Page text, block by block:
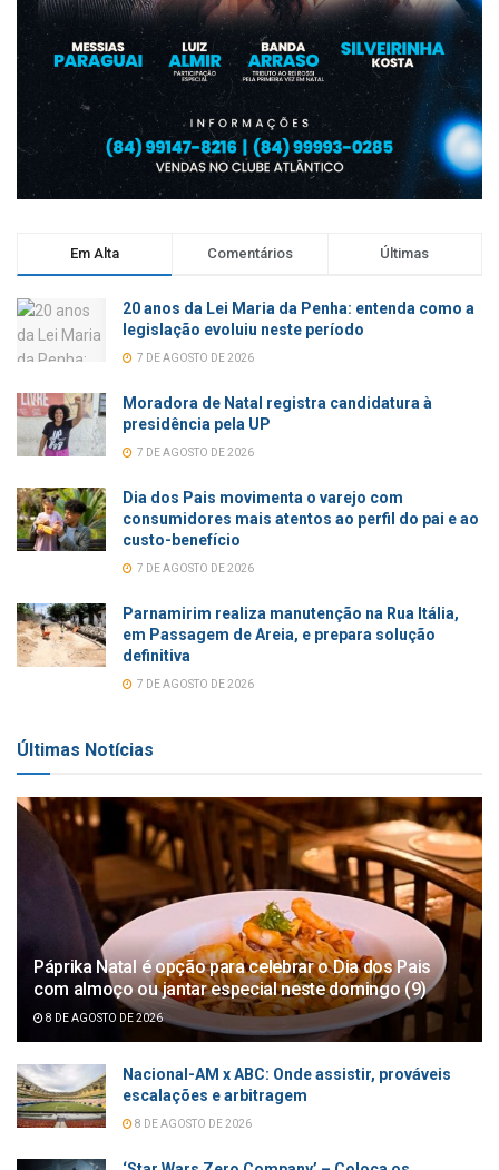
Em Alta Comentários Últimas
20 anos da Lei Maria da Penha: entenda como a
legislação evoluiu neste período
7 DE AGOSTO DE 2026
Moradora de Natal registra candidatura à
presidência pela UP
7 DE AGOSTO DE 2026
Dia dos Pais movimenta o varejo com
consumidores mais atentos ao perfil do pai e ao
custo-benefício
7 DE AGOSTO DE 2026
Parnamirim realiza manutenção na Rua Itália,
em Passagem de Areia, e prepara solução
definitiva
7 DE AGOSTO DE 2026
Últimas Notícias
Páprika Natal é opção para celebrar o Dia dos Pais
com almoço ou jantar especial neste domingo (9)
8 DE AGOSTO DE 2026
Nacional-AM x ABC: Onde assistir, prováveis
escalações e arbitragem
8 DE AGOSTO DE 2026